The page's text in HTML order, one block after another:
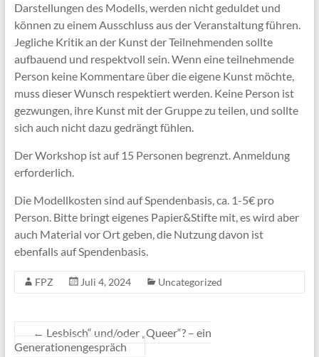
Darstellungen des Modells, werden nicht geduldet und
können zu einem Ausschluss aus der Veranstaltung führen.
Jegliche Kritik an der Kunst der Teilnehmenden sollte
aufbauend und respektvoll sein. Wenn eine teilnehmende
Person keine Kommentare über die eigene Kunst möchte,
muss dieser Wunsch respektiert werden. Keine Person ist
gezwungen, ihre Kunst mit der Gruppe zu teilen, und sollte
sich auch nicht dazu gedrängt fühlen.
Der Workshop ist auf 15 Personen begrenzt. Anmeldung
erforderlich.
Die Modellkosten sind auf Spendenbasis, ca. 1-5€ pro
Person. Bitte bringt eigenes Papier&Stifte mit, es wird aber
auch Material vor Ort geben, die Nutzung davon ist
ebenfalls auf Spendenbasis.
FPZ Juli 4, 2024 Uncategorized
← Lesbisch“ und/oder „Queer“? – ein
Generationengespräch